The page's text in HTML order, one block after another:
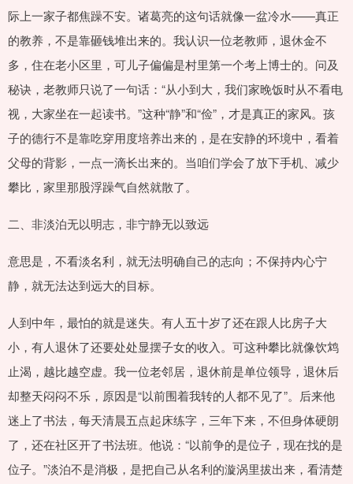
际上一家子都焦躁不安。诸葛亮的这句话就像一盆冷水——真正
的教养，不是靠砸钱堆出来的。我认识一位老教师，退休金不
多，住在老小区里，可儿子偏偏是村里第一个考上博士的。问及
秘诀，老教师只说了一句话：“从小到大，我们家晚饭时从不看电
视，大家坐在一起读书。”这种“静”和“俭”，才是真正的家风。孩
子的德行不是靠吃穿用度培养出来的，是在安静的环境中，看着
父母的背影，一点一滴长出来的。当咱们学会了放下手机、减少
攀比，家里那股浮躁气自然就散了。
二、非淡泊无以明志，非宁静无以致远
意思是，不看淡名利，就无法明确自己的志向；不保持内心宁
静，就无法达到远大的目标。
人到中年，最怕的就是迷失。有人五十岁了还在跟人比房子大
小，有人退休了还要处处显摆子女的收入。可这种攀比就像饮鸩
止渴，越比越空虚。我一位老邻居，退休前是单位领导，退休后
却整天闷闷不乐，原因是“以前围着我转的人都不见了”。后来他
迷上了书法，每天清晨五点起床练字，三年下来，不但身体硬朗
了，还在社区开了书法班。他说：“以前争的是位子，现在找的是
位子。”淡泊不是消极，是把自己从名利的漩涡里拔出来，看清楚